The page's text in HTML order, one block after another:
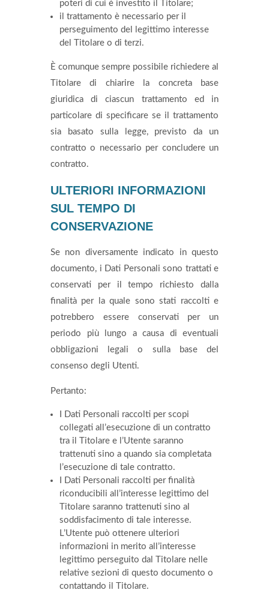
poteri di cui è investito il Titolare;
il trattamento è necessario per il
perseguimento del legittimo interesse
del Titolare o di terzi.
È comunque sempre possibile richiedere al
Titolare di chiarire la concreta base
giuridica di ciascun trattamento ed in
particolare di specificare se il trattamento
sia basato sulla legge, previsto da un
contratto o necessario per concludere un
contratto.
ULTERIORI INFORMAZIONI
SUL TEMPO DI
CONSERVAZIONE
Se non diversamente indicato in questo
documento, i Dati Personali sono trattati e
conservati per il tempo richiesto dalla
finalità per la quale sono stati raccolti e
potrebbero essere conservati per un
periodo più lungo a causa di eventuali
obbligazioni legali o sulla base del
consenso degli Utenti.
Pertanto:
I Dati Personali raccolti per scopi
collegati all’esecuzione di un contratto
tra il Titolare e l’Utente saranno
trattenuti sino a quando sia completata
l’esecuzione di tale contratto.
I Dati Personali raccolti per finalità
riconducibili all’interesse legittimo del
Titolare saranno trattenuti sino al
soddisfacimento di tale interesse.
L’Utente può ottenere ulteriori
informazioni in merito all’interesse
legittimo perseguito dal Titolare nelle
relative sezioni di questo documento o
contattando il Titolare.